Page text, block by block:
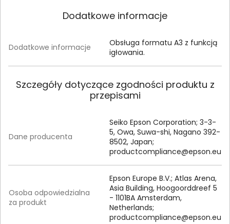
Dodatkowe informacje
Dodatkowe informacje
Obsługa formatu A3 z funkcją
igłowania.
Szczegóły dotyczące zgodności produktu z
przepisami
Dane producenta
Seiko Epson Corporation; 3-3-
5, Owa, Suwa-shi, Nagano 392-
8502, Japan;
productcompliance@epson.eu
Osoba odpowiedzialna
za produkt
Epson Europe B.V.; Atlas Arena,
Asia Building, Hoogoorddreef 5
- 1101BA Amsterdam,
Netherlands;
productcompliance@epson.eu